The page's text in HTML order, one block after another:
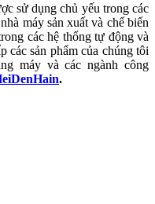
sử dụng chủ yếu trong các
máy sản xuất và chế biến
các hệ thống tự động và
các sản phẩm của chúng tôi
máy và các ngành công
.